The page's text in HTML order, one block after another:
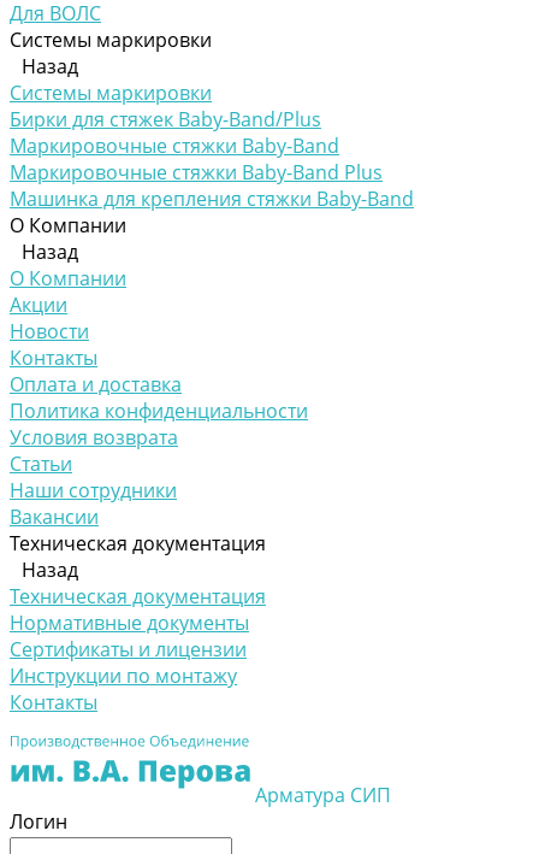
Для ВОЛС
Системы маркировки
Назад
Системы маркировки
Бирки для стяжек Baby-Band/Plus
Маркировочные стяжки Baby-Band
Маркировочные стяжки Baby-Band Plus
Машинка для крепления стяжки Baby-Band
О Компании
Назад
О Компании
Акции
Новости
Контакты
Оплата и доставка
Политика конфиденциальности
Условия возврата
Статьи
Наши сотрудники
Вакансии
Техническая документация
Назад
Техническая документация
Нормативные документы
Сертификаты и лицензии
Инструкции по монтажу
Контакты
Арматура СИП
Логин